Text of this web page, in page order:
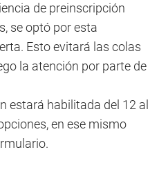
de preinscripción
se optó por esta
Esto evitará las colas
la atención por parte de
estará habilitada del 12 al
en ese mismo